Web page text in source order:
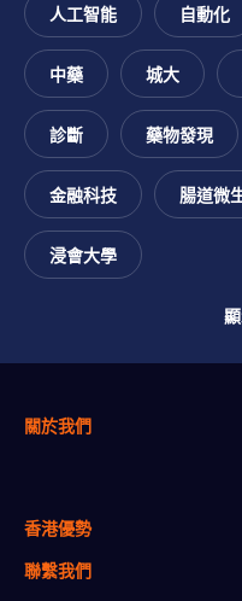
人工智能 自動化
中藥 城大
診斷 藥物發現
金融科技 腸道微
浸會大學
關於我們
香港優勢
聯繫我們